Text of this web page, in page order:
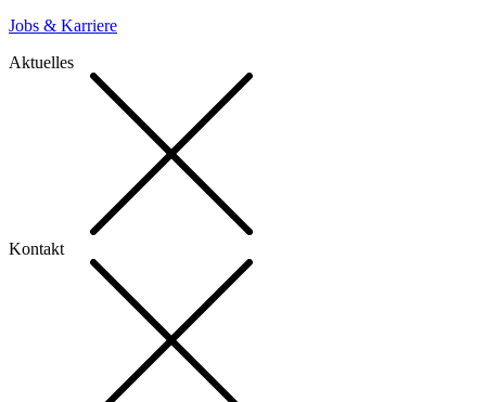
Jobs & Karriere
Aktuelles
Kontakt